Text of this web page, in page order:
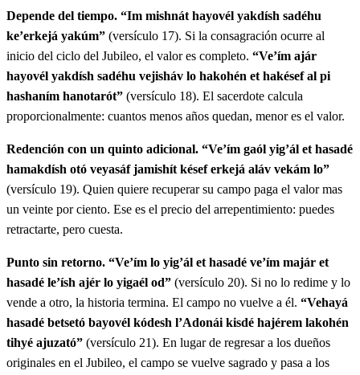
18Ve'ím ajár hayovél yakdísh sadéhu vejisháv lo hakohén
et hakésef al pi hashaním hanotarót ad shenát hayovél
venigrá me'erkéja
וְאִם גָּאֹל יִגְאַל אֶת הַשָּׂדֶה הַמַּקְדִּישׁ אֹתוֹ וְיָסַף
חֲמִשִׁית כֶּסֶף עֶרְכְּךָ עָלָיו וְקָם לוֹ׃
Ve'ím gaól yig'ál et hasadé hamakdísh otó veyasáf
jamishít késef erkejá aláv vekám lo
וְאִם לֹא יִגְאַל אֶת הַשָּׂדֶה וְאִם מָכַר אֶת הַשָּׂדֶה
לְאִישׁ אַחֵר לֹא יִגָּאֵל עוֹד׃
20Ve'ím lo yig'ál et hasadé ve'ím majár et hasadé le'ísh
ajér lo yigaél od
Depende del tiempo. “Im mishnát hayovél yakdísh sadéhu
ke’erkejá yakúm” (versículo 17). Si la consagración ocurre al
inicio del ciclo del Jubileo, el valor es completo. “Ve’ím ajár
hayovél yakdísh sadéhu vejisháv lo hakohén et hakésef al pi
hashaním hanotarót” (versículo 18). El sacerdote calcula
proporcionalmente: cuantos menos años quedan, menor es el valor.
Redención con un quinto adicional. “Ve’ím gaól yig’ál et hasadé
hamakdísh otó veyasáf jamishít késef erkejá aláv vekám lo”
(versículo 19). Quien quiere recuperar su campo paga el valor mas
un veinte por ciento. Ese es el precio del arrepentimiento: puedes
retractarte, pero cuesta.
Punto sin retorno. “Ve’ím lo yig’ál et hasadé ve’ím majár et
hasadé le’ísh ajér lo yigaél od” (versículo 20). Si no lo redime y lo
vende a otro, la historia termina. El campo no vuelve a él. “Vehayá
hasadé betsetó bayovél kódesh l’Adonái kisdé hajérem lakohén
tihyé ajuzató” (versículo 21). En lugar de regresar a los dueños
originales en el Jubileo, el campo se vuelve sagrado y pasa a los